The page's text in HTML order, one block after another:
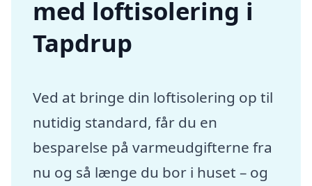
med loftisolering i
Tapdrup
Ved at bringe din loftisolering op til
nutidig standard, får du en
besparelse på varmeudgifterne fra
nu og så længe du bor i huset – og